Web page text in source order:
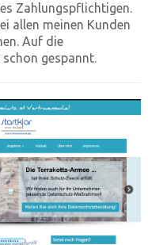
Zahlungspflichtigen.
allen meinen Kunden
Auf die
gespannt.